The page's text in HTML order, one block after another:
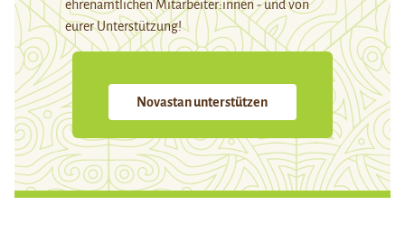
ehrenamtlichen Mitarbeiter:innen - und von
eurer Unterstützung!
Novastan unterstützen